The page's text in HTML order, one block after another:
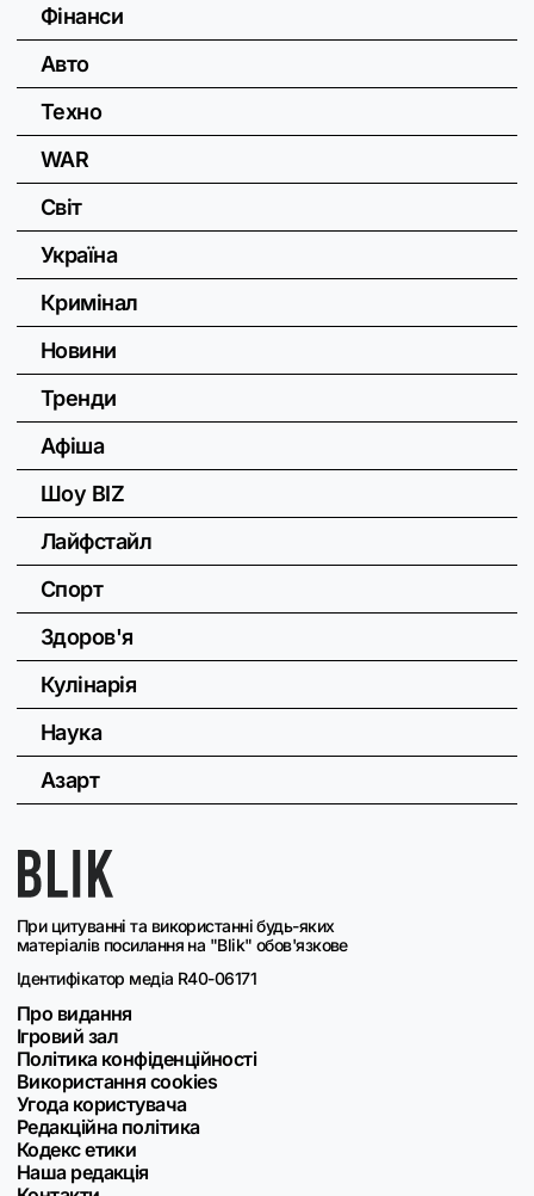
При цитуванні та використанні будь-яких
матеріалів посилання на "Blik" обов'язкове
Ідентифікатор медіа R40-06171
Про видання
Ігровий зал
Політика конфіденційності
Використання cookies
Угода користувача
Редакційна політика
Кодекс етики
Наша редакція
Фінанси
Авто
Техно
WAR
Світ
Україна
Кримінал
Новини
Тренди
Афіша
Шоу BIZ
Лайфстайл
Спорт
Здоров'я
Кулінарія
Наука
Азарт